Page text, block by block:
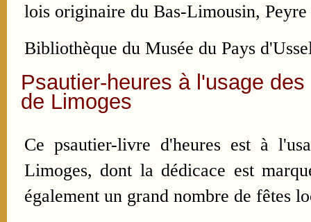
lois originaire du Bas-Limousin,
Bibliothèque du Musée du Pays
Psautier-heures à l'usage
de Limoges
Ce psautier-livre d'heures est à
Limoges, dont la dédicace est
également un grand nombre de fêtes